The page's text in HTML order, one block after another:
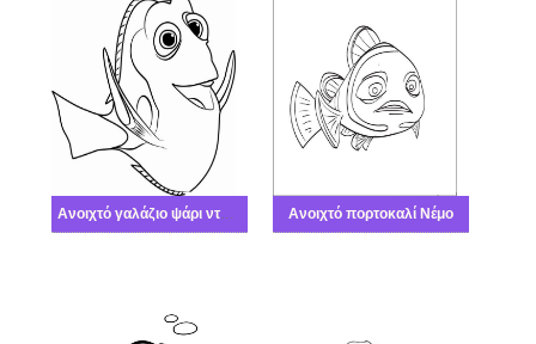
Ανοιχτό γαλάζιο ψάρι ντυμένος Ανοιχτό πορτοκαλί Νέμο